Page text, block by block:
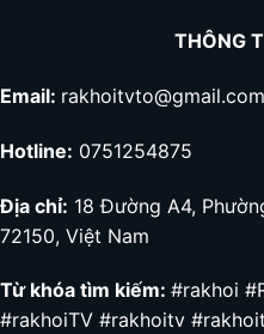
THÔNG
Email: rakhoitvto@gmail.com
Hotline: 0751254875
Địa chỉ: 18 Đường A4,
72150, Việt Nam
Từ khóa tìm kiếm: #rakhoi
#rakhoiTV #rakhoitv